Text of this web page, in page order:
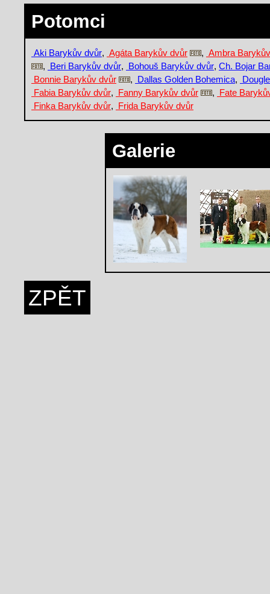
Potomci
Aki Barykův dvůr, Agáta Barykův dvůr , Ambra
, Beri Barykův dvůr, Bohouš Barykův dvůr, Ch. Bojar
Bonnie Barykův dvůr
, Dallas Golden Bohemica,
Fabia Barykův dvůr, Fanny Barykův dvůr , Fate
Finka Barykův dvůr, Frida Barykův dvůr
Galerie
ZPĚT